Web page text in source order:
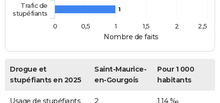
Nombre de faits
1
Trafic de
stupéfiants
0
0,5 1 1,5 2 2,5
Drogue et
stupéfiants en 2025
Saint-Maurice-
en-Gourgois
Pour 1 000
habitants
Usage de stupéfiants 2 1,14 ‰